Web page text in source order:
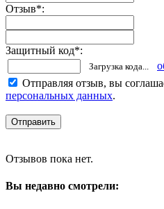
Отзыв*:
Защитный код*:
Загрузка кода...
Отправляя отзыв, вы
персональных данных.
Отзывов пока нет.
Вы недавно смотрели: